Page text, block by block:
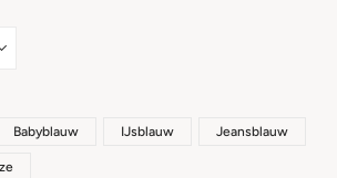
Babyblauw IJsblauw Jeansblauw